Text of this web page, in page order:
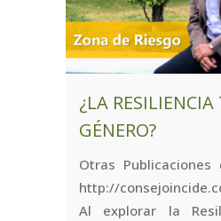
¿LA RESILIENCIA
GÉNERO?
Otras Publicaciones
http://
Al explorar la